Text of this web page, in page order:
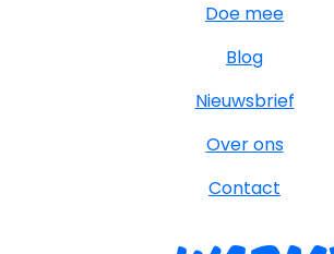
Doe mee
Blog
Nieuwsbrief
Over ons
Contact